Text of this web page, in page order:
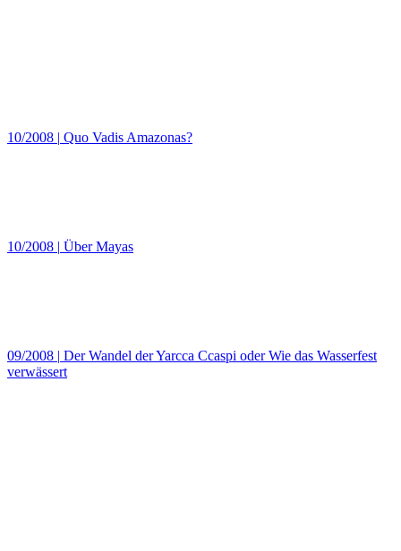
10/2008 | Quo Vadis Amazonas?
10/2008 | Über Mayas
09/2008 | Der Wandel der Yarcca Ccaspi oder Wie das Wasserfest
verwässert